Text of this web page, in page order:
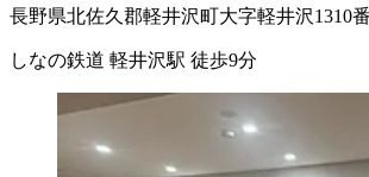
長野県北佐久郡軽井沢町大字軽井沢1310
しなの鉄道 軽井沢駅 徒歩9分